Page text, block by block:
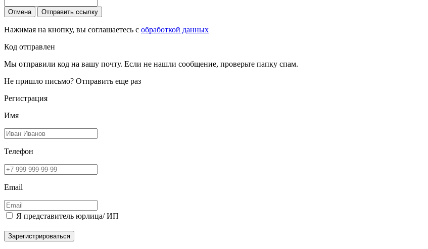
Отмена Отправить ссылку
Нажимая на кнопку, вы соглашаетесь с обработкой данных
Код отправлен
Мы отправили код на вашу почту. Если не нашли сообщение, проверьте папку спам.
Не пришло письмо? Отправить еще раз
Регистрация
Имя
Телефон
Email
Я представитель юрлица/ ИП
Зарегистрироваться